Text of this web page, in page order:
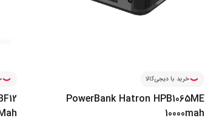
خرید با دیجی‌کالا
PowerBank Hatron HPB1065ME
10000mah